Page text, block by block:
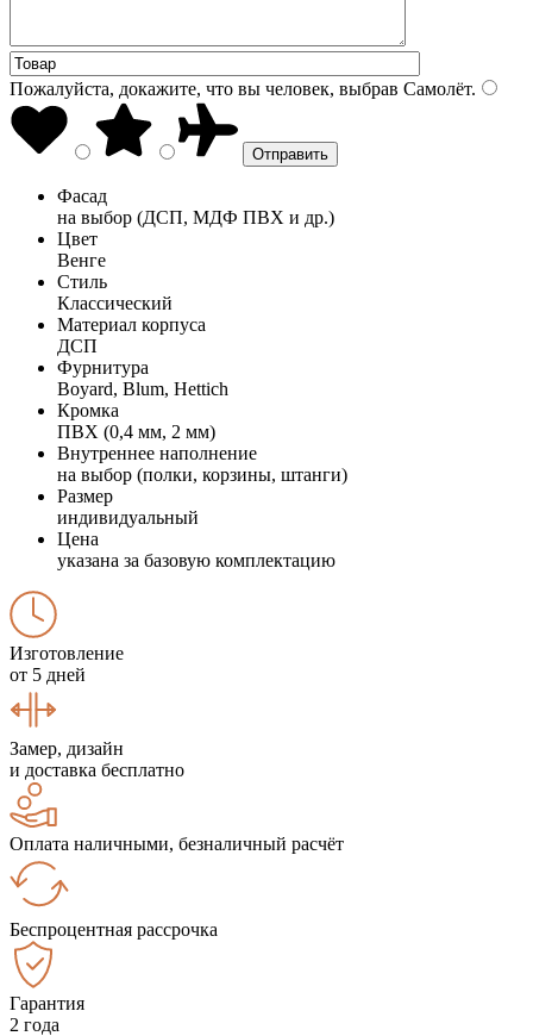
Пожалуйста, докажите, что вы человек, выбрав Самолёт.
Фасад
на выбор (ДСП, МДФ ПВХ и др.)
Цвет
Венге
Стиль
Классический
Материал корпуса
ДСП
Фурнитура
Boyard, Blum, Hettich
Кромка
ПВХ (0,4 мм, 2 мм)
Внутреннее наполнение
на выбор (полки, корзины, штанги)
Размер
индивидуальный
Цена
указана за базовую комплектацию
Изготовление
от 5 дней
Замер, дизайн
и доставка бесплатно
Оплата наличными, безналичный расчёт
Беспроцентная рассрочка
Гарантия
2 года